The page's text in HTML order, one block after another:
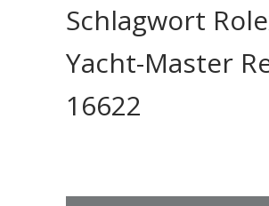
Schlagwort
Yacht-Master
16622